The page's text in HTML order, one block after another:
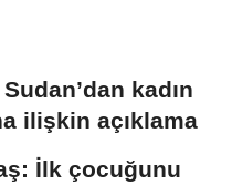
kadın
ilişkin açıklama
İlk çocuğunu